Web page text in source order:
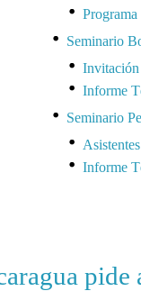
Programa
Seminario
Informe
Seminario
Informe
pide